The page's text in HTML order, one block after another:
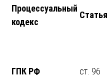
Процессуальный
кодекс
Статья
ГПК РФ ст. 96